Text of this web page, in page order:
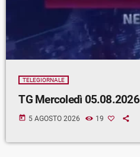
TELEGIORNALE
TG Mercoledì 05.08.2026
today 5 AGOSTO 2026 19